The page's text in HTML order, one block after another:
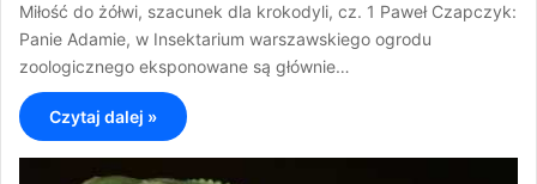
Miłość do żółwi, szacunek dla krokodyli, cz. 1 Paweł Czapczyk:
Panie Adamie, w Insektarium warszawskiego ogrodu
zoologicznego eksponowane są głównie…
Czytaj dalej »